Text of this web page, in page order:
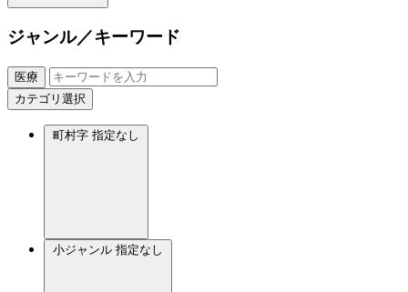
ジャンル／キーワード
医療
カテゴリ選択
町村字 指定なし
小ジャンル 指定なし